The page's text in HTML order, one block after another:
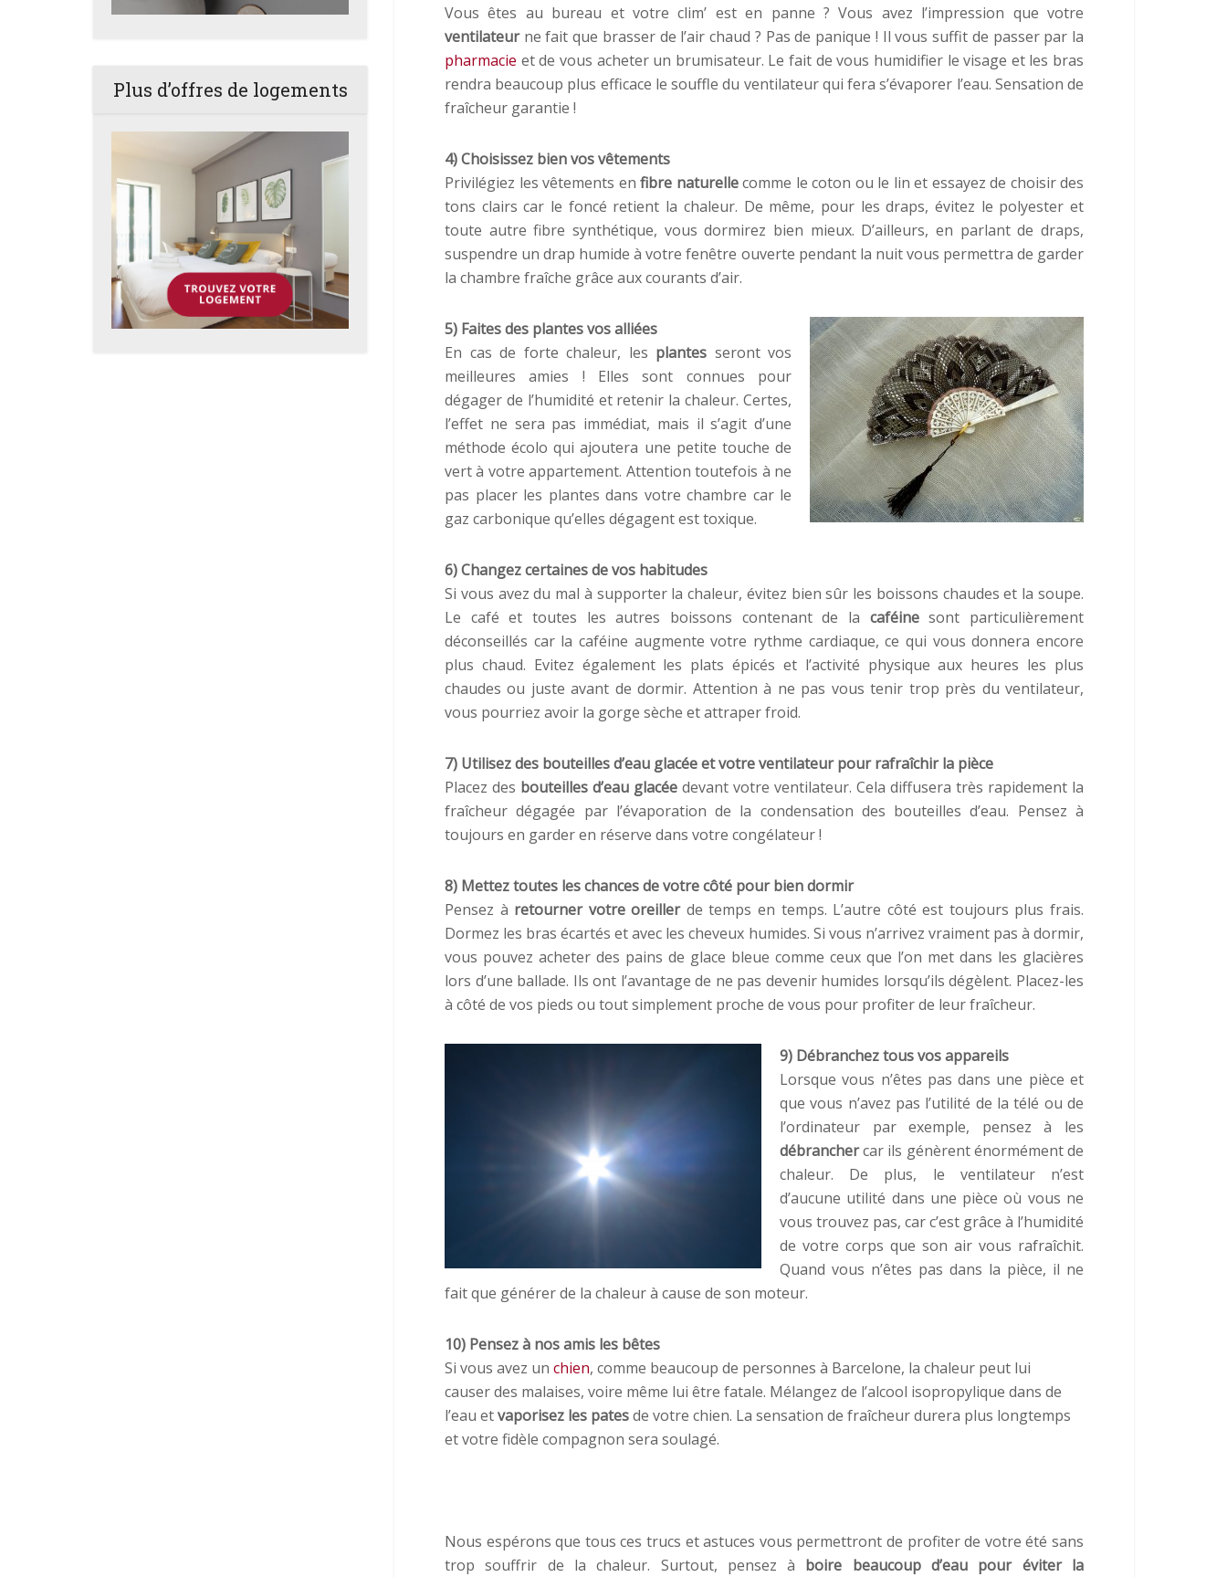
Plus d’offres de logements
Vous êtes au bureau et votre clim’ est en panne ? Vous avez l’impression que votre
ventilateurne fait que brasser de l’air chaud ? Pas de panique ! Il vous suffit de passer par la
pharmacie et de vous acheter un brumisateur. Le fait de vous humidifier le visage et les bras
rendra beaucoup plus efficace le souffle du ventilateur qui fera s’évaporer l’eau. Sensation de
fraîcheur garantie !
4) Choisissez bien vos vêtements
Privilégiez les vêtements en fibre naturellecomme le coton ou le lin et essayez de choisir des
tons clairs car le foncé retient la chaleur. De même, pour les draps, évitez le polyester et
toute autre fibre synthétique, vous dormirez bien mieux. D’ailleurs, en parlant de draps,
suspendre un drap humide à votre fenêtre ouverte pendant la nuit vous permettra de garder
la chambre fraîche grâce aux courants d’air.
5) Faites des plantes vos alliées
En cas de forte chaleur, les plantes seront vos
meilleures amies ! Elles sont connues pour
dégager de l’humidité et retenir la chaleur. Certes,
l’effet ne sera pas immédiat, mais il s’agit d’une
méthode écolo qui ajoutera une petite touche de
vert à votre appartement. Attention toutefois à ne
pas placer les plantes dans votre chambre car le
gaz carbonique qu’elles dégagent est toxique.
6) Changez certaines de vos habitudes
Si vous avez du mal à supporter la chaleur, évitez bien sûr les boissons chaudes et la soupe.
Le café et toutes les autres boissons contenant de la caféinesont particulièrement
déconseillés car la caféine augmente votre rythme cardiaque, ce qui vous donnera encore
plus chaud. Evitez également les plats épicés et l’activité physique aux heures les plus
chaudes ou juste avant de dormir. Attention à ne pas vous tenir trop près du ventilateur,
vous pourriez avoir la gorge sèche et attraper froid.
7) Utilisez des bouteilles d’eau glacée et votre ventilateur pour rafraîchir la pièce
Placez des bouteilles d’eau glacée devant votre ventilateur. Cela diffusera très rapidement la
fraîcheur dégagée par l’évaporation de la condensation des bouteilles d’eau. Pensez à
toujours en garder en réserve dans votre congélateur !
8) Mettez toutes les chances de votre côté pour bien dormir
Pensez à retourner votre oreillerde temps en temps. L’autre côté est toujours plus frais.
Dormez les bras écartés et avec les cheveux humides. Si vous n’arrivez vraiment pas à dormir,
vous pouvez acheter des pains de glace bleue comme ceux que l’on met dans les glacières
lors d’une ballade. Ils ont l’avantage de ne pas devenir humides lorsqu’ils dégèlent. Placez-les
à côté de vos pieds ou tout simplement proche de vous pour profiter de leur fraîcheur.
9) Débranchez tous vos appareils
Lorsque vous n’êtes pas dans une pièce et
que vous n’avez pas l’utilité de la télé ou de
l’ordinateur par exemple, pensez à les
débranchercar ils génèrent énormément de
chaleur. De plus, le ventilateur n’est
d’aucune utilité dans une pièce où vous ne
vous trouvez pas, car c’est grâce à l’humidité
de votre corps que son air vous rafraîchit.
Quand vous n’êtes pas dans la pièce, il ne
fait que générer de la chaleur à cause de son moteur.
10) Pensez à nos amis les bêtes
Si vous avez un chien, comme beaucoup de personnes à Barcelone, la chaleur peut lui
causer des malaises, voire même lui être fatale. Mélangez de l’alcool isopropylique dans de
l’eau etvaporisez les patesde votre chien. La sensation de fraîcheur durera plus longtemps
et votre fidèle compagnon sera soulagé.
Nous espérons que tous ces trucs et astuces vous permettront de profiter de votre été sans
trop souffrir de la chaleur. Surtout, pensez à boire beaucoup d’eau pour éviter la